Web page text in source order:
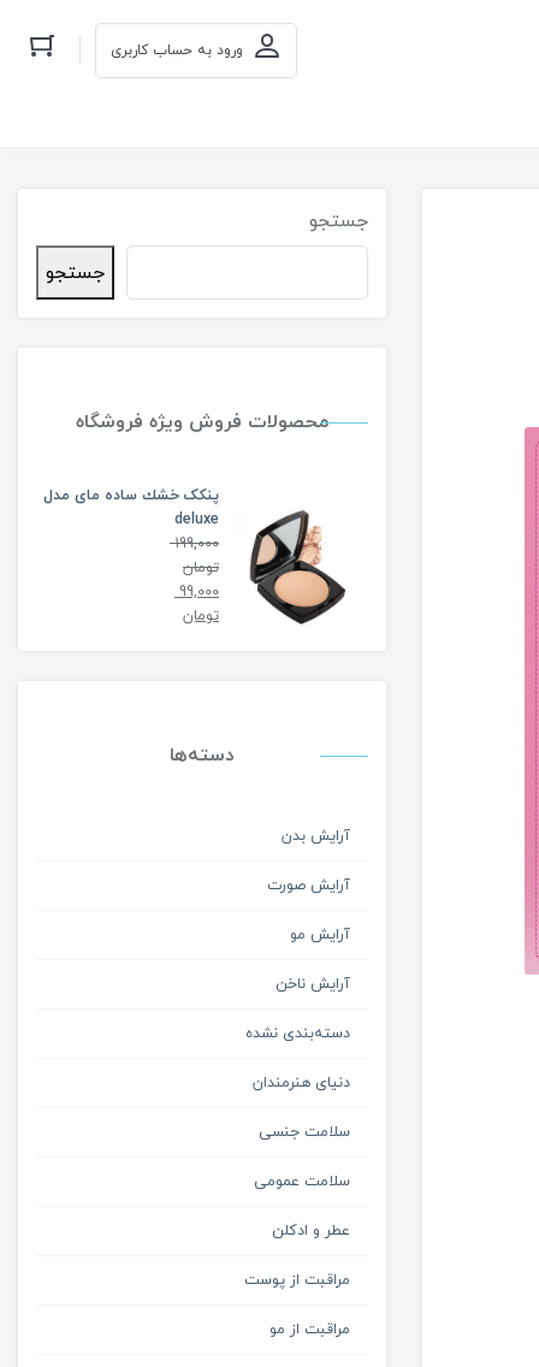
ورود به حساب کاربری
جستجو
جستجو
محصولات فروش ویژه فروشگاه
پنکک خشك ساده مای مدل
deluxe
199,000
تومان
99,000
تومان
دسته‌ها
آرایش بدن
آرایش صورت
آرایش مو
آرایش ناخن
دسته‌بندی نشده
دنیای هنرمندان
سلامت جنسی
سلامت عمومی
عطر و ادکلن
مراقبت از پوست
مراقبت از مو